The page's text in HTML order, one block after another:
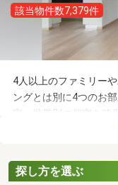
該当物件数7,379件
4人以上のファミリー
ングとは別に4つのお
室、世帯別の個室を
所が異なるので、内見
します。
探し方を選ぶ